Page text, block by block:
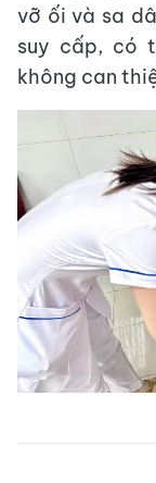
vỡ ối và sa
suy cấp, có
không can